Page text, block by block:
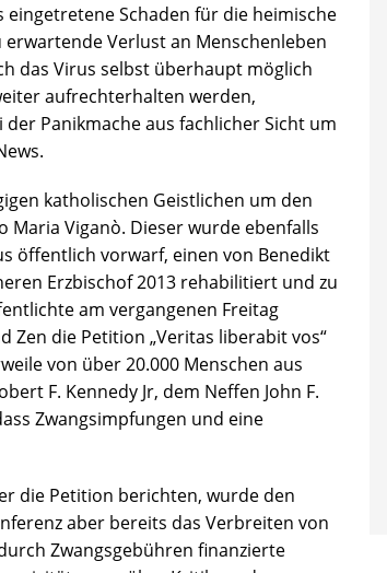
Schaden für die heimische
Verlust an Menschenleben
das Virus selbst überhaupt möglich
aufrechterhalten werden,
Panikmache aus fachlicher Sicht um
katholischen Geistlichen um den
Viganò. Dieser wurde ebenfalls
öffentlich vorwarf, einen von Benedikt
Erzbischof 2013 rehabilitiert und zu
am vergangenen Freitag
Zen die Petition „Veritas liberabit vos“
von über 20.000 Menschen aus
F. Kennedy Jr, dem Neffen John F.
Zwangsimpfungen und eine
die Petition berichten, wurde den
aber bereits das Verbreiten von
Zwangsgebühren finanzierte